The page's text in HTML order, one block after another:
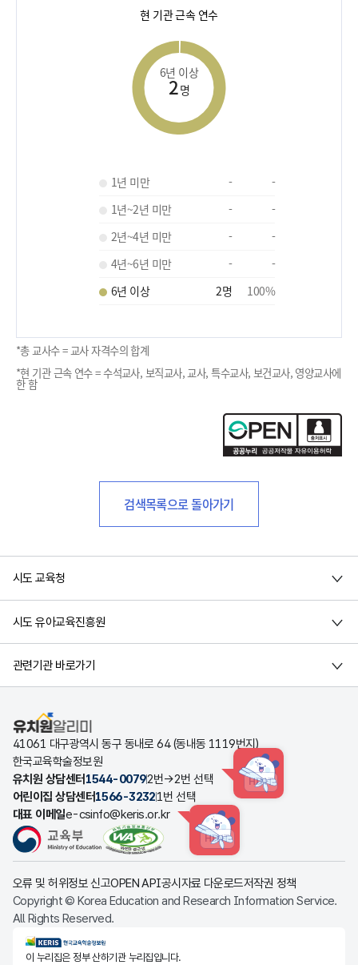
현 기관 근속 연수
6년 이상
2명
1년 미만 -
-
1년~2년 미만
-
-
2년~4년 미만
-
-
4년~6년 미만
-
-
6년 이상
2명 100%
*총 교사수 = 교사 자격수의 합계
*현 기관 근속 연수 = 수석교사, 보직교사, 교사, 특수교사, 보건교사, 영양교사에
한 함
검색목록으로 돌아가기
시도 교육청
시도 유아교육진흥원
관련기관 바로가기
유치원알리미
41061 대구광역시 동구 동내로 64 (동내동 1119번지)
한국교육학술정보원
유치원 상담센터 1544-00792번→2번 선택 HINT
어린이집 상담센터1566-32321번 선택
대표 이메일e-csinfo@keris.or.kr
HINT
오류 및 허위정보 신고OPEN API공시자료 다운로드저작권 정책
Copyright © Korea Education and Research Information Service.
All Rights Reserved.
KERIS한국교육학술정보원
이 누리집은 정부 산하기관 누리집입니다.